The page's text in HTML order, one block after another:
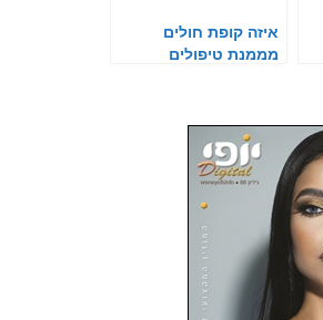
איזה קופת חולים
מממנת טיפולים